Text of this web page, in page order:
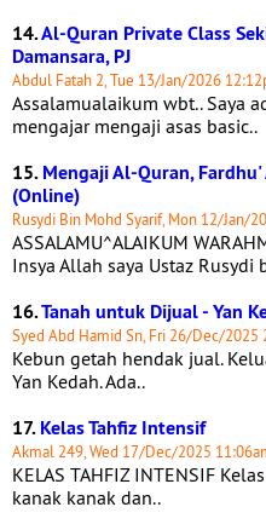
14.Al-Quran Private Class
Damansara, PJ
Abdul Fatah 2, Tue 13/Jan/2026
Assalamualaikum wbt.. Saya
mengajar mengaji asas basic..
15.Mengaji Al-Quran,
(Online)
Rusydi Bin Mohd Syarif, Mon 12/Jan/
ASSALAMU^ALAIKUM
Insya Allah saya Ustaz Rusydi
16.Tanah untuk Dijual - Yan
Syed Abd Hamid Sn, Fri 26/Dec/2025
Kebun getah hendak jual.
Yan Kedah. Ada..
17.Kelas Tahfiz Intensif
Akmal 249, Wed 17/Dec/2025
KELAS TAHFIZ INTENSIF
kanak kanak dan..